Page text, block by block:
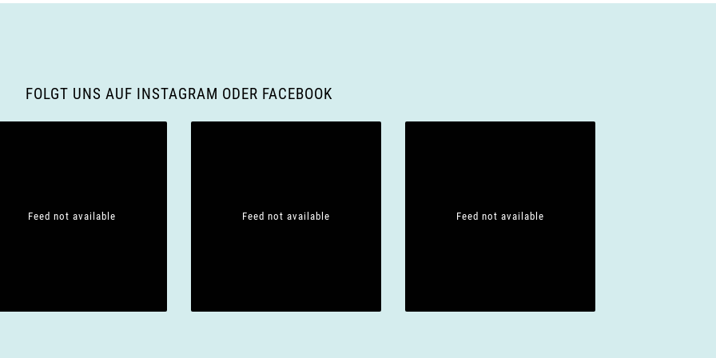
FOLGT UNS AUF INSTAGRAM ODER FACEBOOK
Feed not available Feed not available Feed not available